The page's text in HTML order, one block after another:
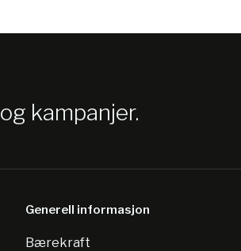
kampanjer.
Generell informasjon
Bærekraft